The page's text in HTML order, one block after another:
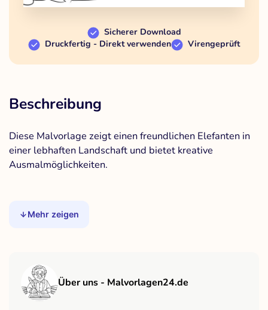
Sicherer Download
Druckfertig - Direkt verwenden
Virengeprüft
Beschreibung
Diese Malvorlage zeigt einen freundlichen Elefanten in
einer lebhaften Landschaft und bietet kreative
Ausmalmöglichkeiten.
Mehr zeigen
Über uns - Malvorlagen24.de